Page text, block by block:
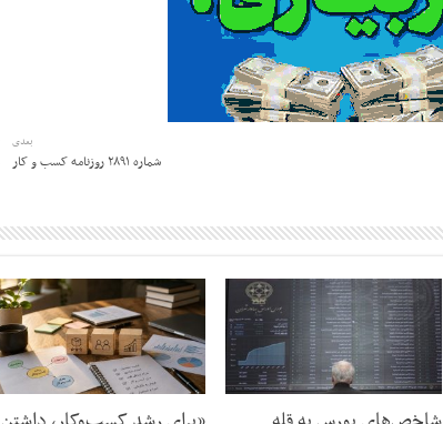
بعدی
شماره ۲۸۹۱ روزنامه کسب و کار